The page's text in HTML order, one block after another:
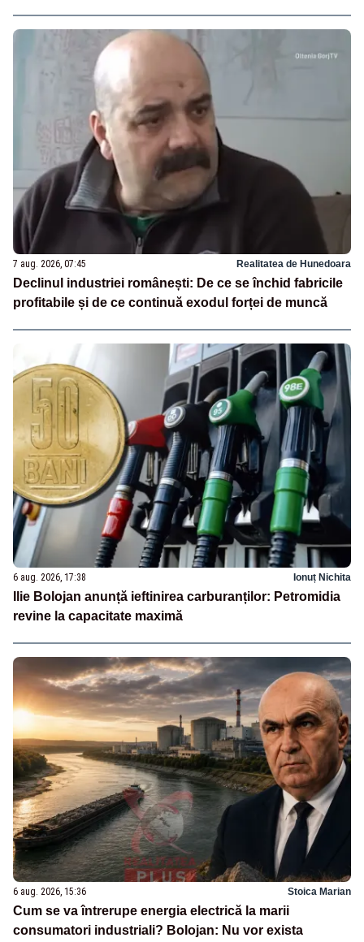
7 aug. 2026, 07:45 Realitatea de Hunedoara
Declinul industriei românești: De ce se închid fabricile
profitabile și de ce continuă exodul forței de muncă
6 aug. 2026, 17:38 Ionuț Nichita
Ilie Bolojan anunță ieftinirea carburanților: Petromidia
revine la capacitate maximă
6 aug. 2026, 15:36 Stoica Marian
Cum se va întrerupe energia electrică la marii
consumatori industriali? Bolojan: Nu vor exista